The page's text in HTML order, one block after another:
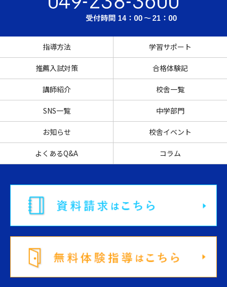
指導方法 学習サポート
推薦入試対策 合格体験記
講師紹介 校舎一覧
SNS一覧 中学部門
お知らせ 校舎イベント
よくあるQ&A コラム